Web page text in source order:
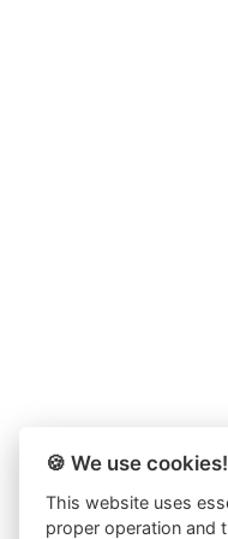
🍪 We use cookies!
This website uses
proper operation and